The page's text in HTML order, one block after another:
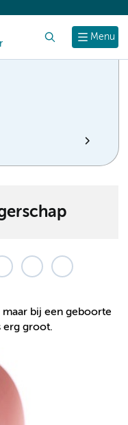
Menu
bij een geboorte
erg groot.